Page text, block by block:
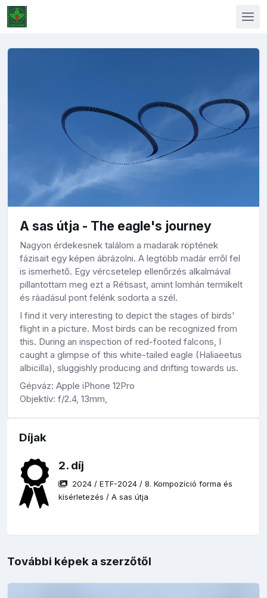
A sas útja - The eagle's journey
Nagyon érdekesnek találom a madarak röptének
fázisait egy képen ábrázolni. A legtöbb madár erről fel
is ismerhető. Egy vércsetelep ellenőrzés alkalmával
pillantottam meg ezt a Rétisast, amint lomhán termikelt
és ráadásul pont felénk sodorta a szél.
I find it very interesting to depict the stages of birds'
flight in a picture. Most birds can be recognized from
this. During an inspection of red-footed falcons, I
caught a glimpse of this white-tailed eagle (Haliaeetus
albicilla), sluggishly producing and drifting towards us.
Gépváz: Apple iPhone 12Pro
Objektív: f/2.4, 13mm,
Díjak
2. díj
2024 /ETF-2024 /8. Kompozíció forma és
kísérletezés /A sas útja
További képek a szerzőtől